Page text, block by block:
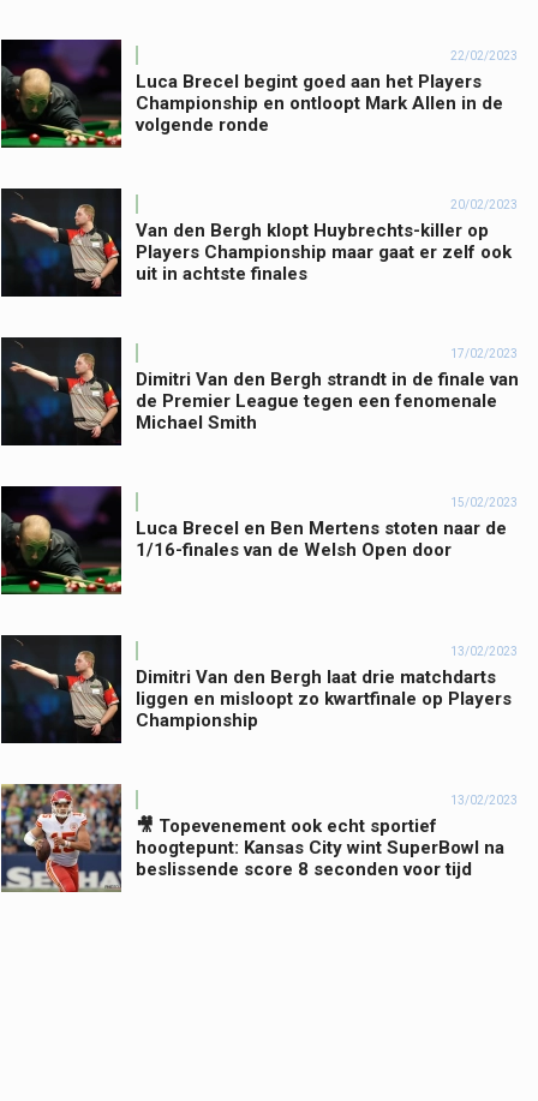
22/02/2023
Luca Brecel begint goed aan het Players
Championship en ontloopt Mark Allen in de
volgende ronde
20/02/2023
Van den Bergh klopt Huybrechts-killer op
Players Championship maar gaat er zelf ook
uit in achtste finales
17/02/2023
Dimitri Van den Bergh strandt in de finale van
de Premier League tegen een fenomenale
Michael Smith
15/02/2023
Luca Brecel en Ben Mertens stoten naar de
1/16-finales van de Welsh Open door
13/02/2023
Dimitri Van den Bergh laat drie matchdarts
liggen en misloopt zo kwartfinale op Players
Championship
13/02/2023
🎥 Topevenement ook echt sportief
hoogtepunt: Kansas City wint SuperBowl na
beslissende score 8 seconden voor tijd